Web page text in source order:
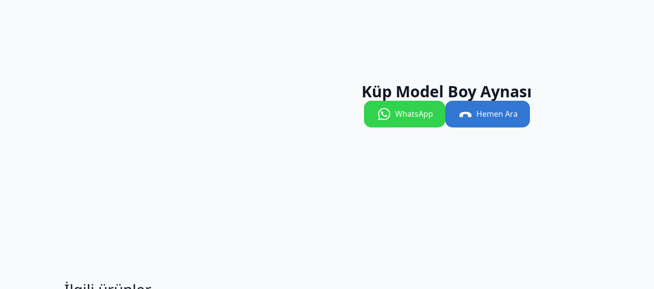
Küp Model Boy Aynası
WhatsApp Hemen Ara